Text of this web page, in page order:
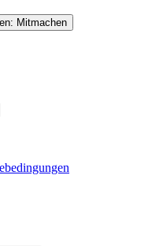
Mitmachen